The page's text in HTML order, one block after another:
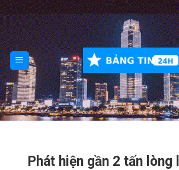
Skip
to
content
Phát hiện gần 2 tấn lòng